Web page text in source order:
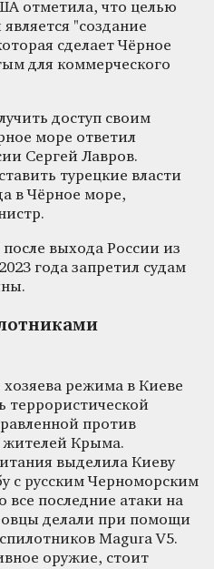
отметила, что целью
"создание
сделает Чёрное
для коммерческого
доступ своим
море ответил
Сергей Лавров.
турецкие власти
в Чёрное море,
выхода России из
года запретил судам
режима в Киеве
террористической
против
жителей Крыма.
выделила Киеву
с русским Черноморским
все последние атаки на
делали при помощи
Magura V5.
оружие, стоит